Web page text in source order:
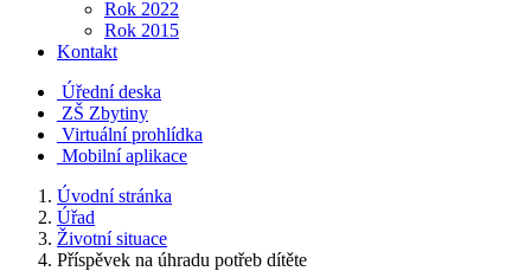
Rok 2022
Rok 2015
Kontakt
Úřední deska
ZŠ Zbytiny
Virtuální prohlídka
Mobilní aplikace
Úvodní stránka
Úřad
Životní situace
Příspěvek na úhradu potřeb dítěte